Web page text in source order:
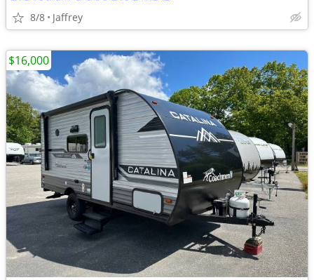
8/8 Jaffrey
$16,000